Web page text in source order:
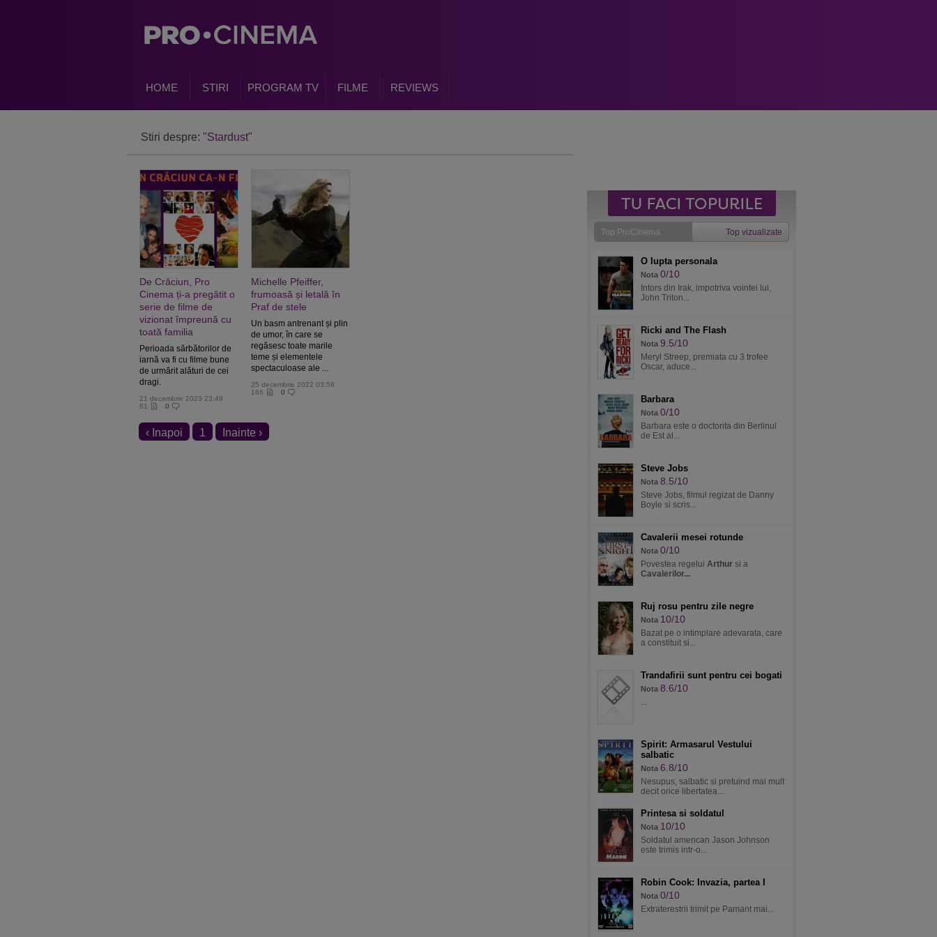
HOME STIRI PROGRAM TV FILME REVIEWS
Stiri despre: "Stardust"
De Crăciun, Pro
Cinema ți-a pregătit o
serie de filme de
vizionat împreună cu
toată familia
Perioada sărbătorilor de
iarnă va fi cu filme bune
de urmărit alături de cei
dragi.
21 decembrie 2023 23:49
81
0
Michelle Pfeiffer,
frumoasă și letală în
Praf de stele
Un basm antrenant și plin
de umor, în care se
regăsesc toate marile
teme și elementele
spectaculoase ale ...
25 decembrie 2022 03:58
166
0
‹ Inapoi 1 Inainte ›
Top ProCinema Top vizualizate
O lupta personala
Nota 0/10
Intors din Irak, impotriva vointei lui,
John Triton...
Ricki and The Flash
Nota 9.5/10
Meryl Streep, premiata cu 3 trofee
Oscar, aduce...
Barbara
Nota 0/10
Barbara este o doctorita din Berlinul
de Est al...
Steve Jobs
Nota 8.5/10
Steve Jobs, filmul regizat de Danny
Boyle si scris...
Cavalerii mesei rotunde
Nota 0/10
Povestea regelui Arthur si a
Cavalerilor...
Ruj rosu pentru zile negre
Nota 10/10
Bazat pe o intimplare adevarata, care
a constituit si...
Trandafirii sunt pentru cei bogati
Nota 8.6/10
...
Spirit: Armasarul Vestului
salbatic
Nota 6.8/10
Nesupus, salbatic si pretuind mai mult
decit orice libertatea....
Printesa si soldatul
Nota 10/10
Soldatul american Jason Johnson
este trimis intr-o...
Robin Cook: Invazia, partea I
Nota 0/10
Extraterestrii trimit pe Pamant mai...